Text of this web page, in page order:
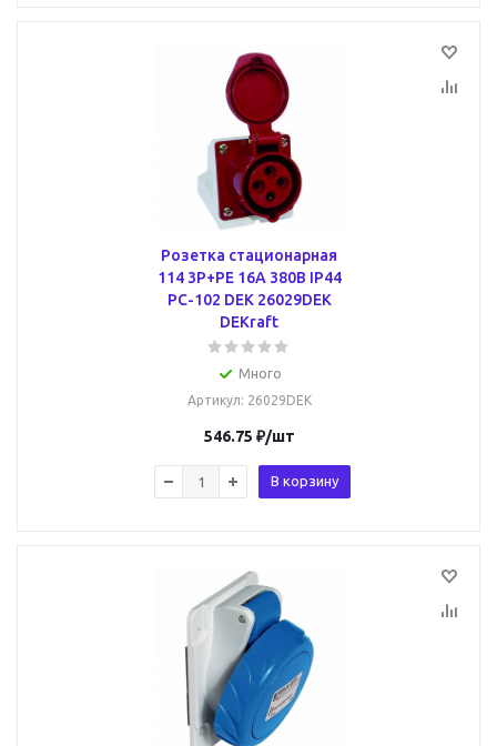
Розетка стационарная
114 3Р+РЕ 16А 380В IP44
РС-102 DEK 26029DEK
DEKraft
Много
Артикул: 26029DEK
546.75 ₽/шт
В корзину